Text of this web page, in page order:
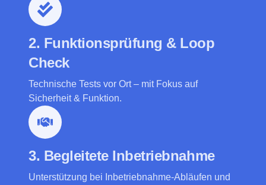
2. Funktionsprüfung & Loop
Check
Technische Tests vor Ort – mit Fokus auf
Sicherheit & Funktion.
3. Begleitete Inbetriebnahme
Unterstützung bei Inbetriebnahme-Abläufen und